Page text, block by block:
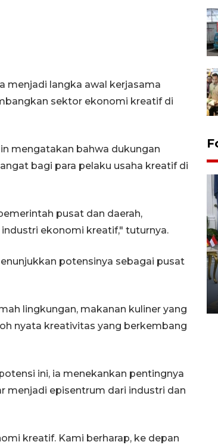
menjadi langka awal kerjasama
sektor ekonomi kreatif di
mengatakan bahwa dukungan
bagi para pelaku usaha kreatif di
pusat dan daerah,
ekonomi kreatif," tuturnya.
potensinya sebagai pusat
lingkungan, makanan kuliner yang
nyata kreativitas yang berkembang
ini, ia menekankan pentingnya
menjadi episentrum dari industri dan
kreatif. Kami berharap, ke depan
FOTO - Kirab memperingati
HUT ke-80 Raja Keraton